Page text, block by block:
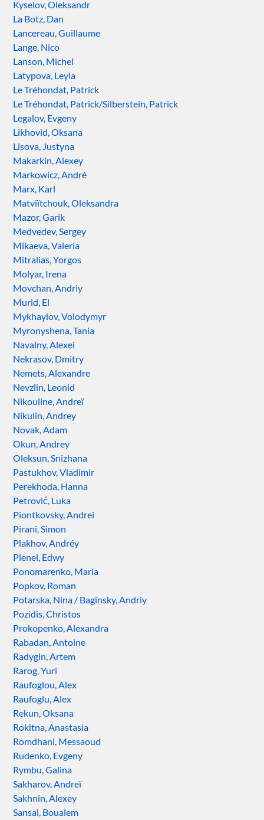
Kyselov, Oleksandr
La Botz, Dan
Lancereau, Guillaume
Lange, Nico
Lanson, Michel
Latypova, Leyla
Le Tréhondat, Patrick
Le Tréhondat, Patrick/Silberstein, Patrick
Legalov, Evgeny
Likhovid, Oksana
Lisova, Justyna
Makarkin, Alexey
Markowicz, André
Marx, Karl
Matviïtchouk, Oleksandra
Mazor, Garik
Medvedev, Sergey
Mikaeva, Valeria
Mitralias, Yorgos
Molyar, Irena
Movchan, Andriy
Murid, El
Mykhaylov, Volodymyr
Myronyshena, Tania
Navalny, Alexei
Nekrasov, Dmitry
Nemets, Alexandre
Nevzlin, Leonid
Nikouline, Andreï
Nikulin, Andrey
Novak, Adam
Okun, Andrey
Oleksun, Snizhana
Pastukhov, Vladimir
Perekhoda, Hanna
Petrović, Luka
Piontkovsky, Andrei
Pirani, Simon
Plakhov, Andréy
Plenel, Edwy
Ponomarenko, Maria
Popkov, Roman
Potarska, Nina / Baginsky, Andriy
Pozidis, Christos
Prokopenko, Alexandra
Rabadan, Antoine
Radygin, Artem
Rarog, Yuri
Raufoglou, Alex
Raufoglu, Alex
Rekun, Oksana
Rokitna, Anastasia
Romdhani, Messaoud
Rudenko, Evgeny
Rymbu, Galina
Sakharov, Andreï
Sakhnin, Alexey
Sansal, Boualem